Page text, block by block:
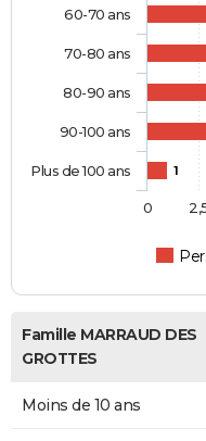
1
60-70 ans
70-80 ans
80-90 ans
90-100 ans
Plus de 100 ans
0
Famille MARRAUD DES
GROTTES
Moins de 10 ans